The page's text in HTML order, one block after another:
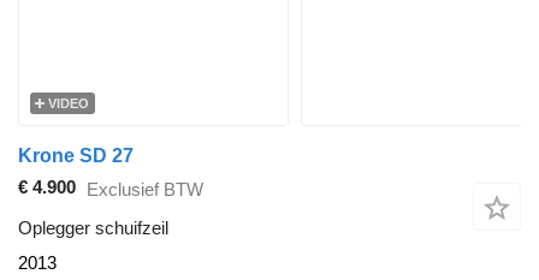
VIDEO
Krone SD 27
€ 4.900 Exclusief BTW
Oplegger schuifzeil
2013